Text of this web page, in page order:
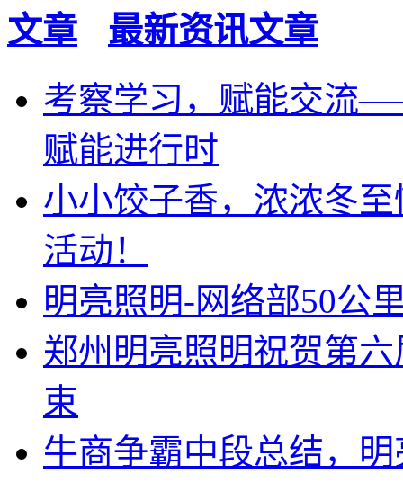
最新资讯文章
考察学习，赋能交流
赋能进行时
小小饺子香，浓浓冬
活动！
明亮照明-网络部50公
郑州明亮照明祝贺第
束
牛商争霸中段总结，